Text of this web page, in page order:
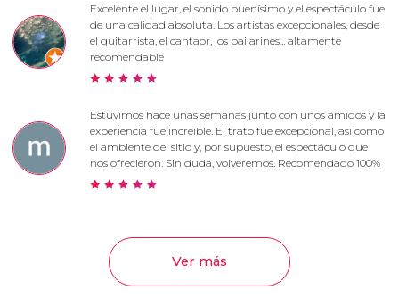
Excelente el lugar, el sonido buenísimo y el espectáculo fue
de una calidad absoluta. Los artistas excepcionales, desde
el guitarrista, el cantaor, los bailarines... altamente
recomendable
Estuvimos hace unas semanas junto con unos amigos y la
experiencia fue increíble. El trato fue excepcional, así como
el ambiente del sitio y, por supuesto, el espectáculo que
nos ofrecieron. Sin duda, volveremos. Recomendado 100%
Ver más